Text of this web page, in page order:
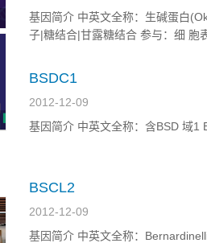
基因简介 中英文全称：生碱蛋白
子|糖结合|甘露糖结合 参与：细 胞
BSDC1
2012-12-09
基因简介 中英文全称：含BSD 域1
BSCL2
2012-12-09
基因简介 中英文全称：